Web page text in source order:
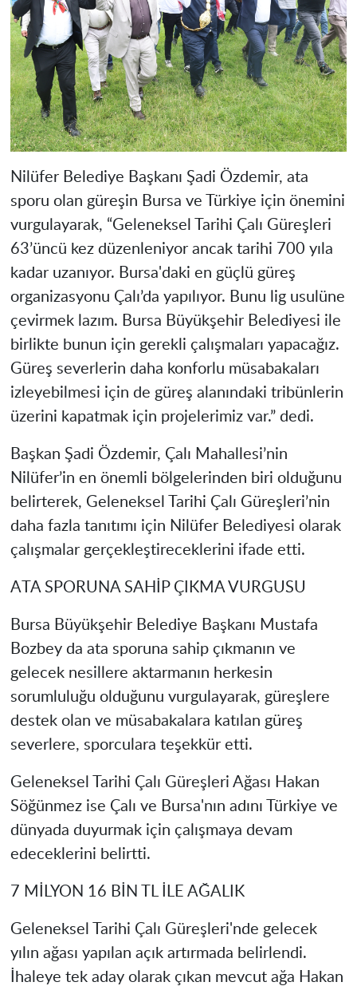
Nilüfer Belediye Başkanı Şadi Özdemir, ata
sporu olan güreşin Bursa ve Türkiye için önemini
vurgulayarak, “Geleneksel Tarihi Çalı Güreşleri
63’üncü kez düzenleniyor ancak tarihi 700 yıla
kadar uzanıyor. Bursa'daki en güçlü güreş
organizasyonu Çalı’da yapılıyor. Bunu lig usulüne
çevirmek lazım. Bursa Büyükşehir Belediyesi ile
birlikte bunun için gerekli çalışmaları yapacağız.
Güreş severlerin daha konforlu müsabakaları
izleyebilmesi için de güreş alanındaki tribünlerin
üzerini kapatmak için projelerimiz var.” dedi.
Başkan Şadi Özdemir, Çalı Mahallesi’nin
Nilüfer’in en önemli bölgelerinden biri olduğunu
belirterek, Geleneksel Tarihi Çalı Güreşleri’nin
daha fazla tanıtımı için Nilüfer Belediyesi olarak
çalışmalar gerçekleştireceklerini ifade etti.
ATA SPORUNA SAHİP ÇIKMA VURGUSU
Bursa Büyükşehir Belediye Başkanı Mustafa
Bozbey da ata sporuna sahip çıkmanın ve
gelecek nesillere aktarmanın herkesin
sorumluluğu olduğunu vurgulayarak, güreşlere
destek olan ve müsabakalara katılan güreş
severlere, sporculara teşekkür etti.
Geleneksel Tarihi Çalı Güreşleri Ağası Hakan
Söğünmez ise Çalı ve Bursa'nın adını Türkiye ve
dünyada duyurmak için çalışmaya devam
edeceklerini belirtti.
7 MİLYON 16 BİN TL İLE AĞALIK
Geleneksel Tarihi Çalı Güreşleri'nde gelecek
yılın ağası yapılan açık artırmada belirlendi.
İhaleye tek aday olarak çıkan mevcut ağa Hakan